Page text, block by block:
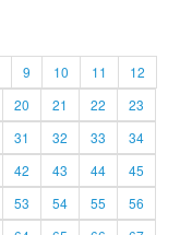
9 10 11
12
20 21 22
23
31 32 33
34
42 43 44
45
53 54 55
56